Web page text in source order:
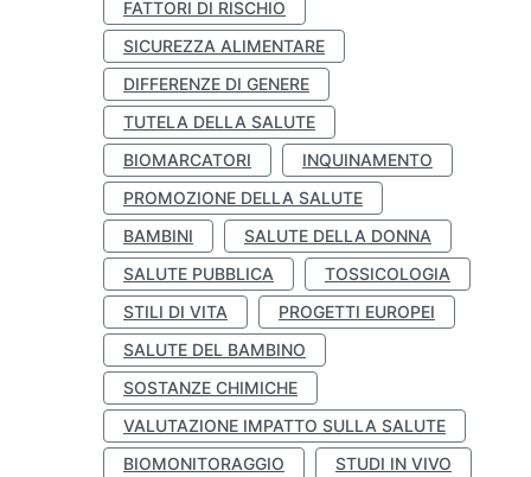
FATTORI DI RISCHIO
SICUREZZA ALIMENTARE
DIFFERENZE DI GENERE
TUTELA DELLA SALUTE
BIOMARCATORI
INQUINAMENTO
PROMOZIONE DELLA SALUTE
BAMBINI
SALUTE DELLA DONNA
SALUTE PUBBLICA
TOSSICOLOGIA
STILI DI VITA
PROGETTI EUROPEI
SALUTE DEL BAMBINO
SOSTANZE CHIMICHE
VALUTAZIONE IMPATTO SULLA SALUTE
BIOMONITORAGGIO
STUDI IN VIVO